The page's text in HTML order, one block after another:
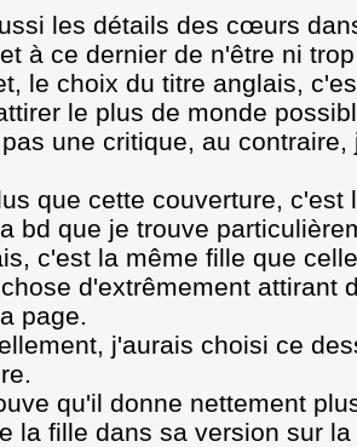
les détails des cœurs
à ce dernier de n'être ni
le choix du titre anglais,
le plus de monde
une critique, au
que cette couverture,
bd que je trouve
c'est la même fille que
d'extrêmement attirant
page.
j'aurais choisi ce
qu'il donne nettement
la fille dans sa version sur